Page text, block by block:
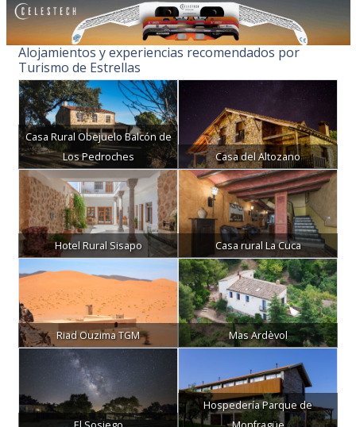
Alojamientos y experiencias recomendados por
Turismo de Estrellas
Casa Rural Obejuelo Balcón de
Los Pedroches
Casa del Altozano
Hotel Rural Sisapo Casa rural La Cuca
Riad Ouzima TGM Mas Ardèvol
Hospedería Parque de